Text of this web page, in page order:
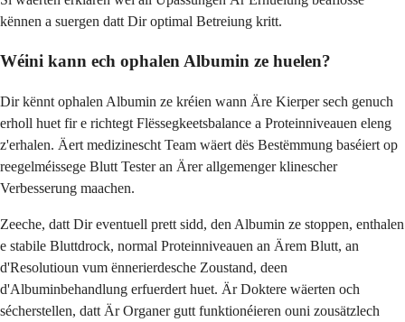
kënnen a suergen datt Dir optimal Betreiung kritt.
Wéini kann ech ophalen Albumin ze huelen?
Dir kënnt ophalen Albumin ze kréien wann Äre Kierper sech genuch
erholl huet fir e richtegt Flëssegkeetsbalance a Proteinniveauen eleng
z'erhalen. Äert medizinescht Team wäert dës Bestëmmung baséiert op
reegelméissege Blutt Tester an Ärer allgemenger klinescher
Verbesserung maachen.
Zeeche, datt Dir eventuell prett sidd, den Albumin ze stoppen, enthalen
e stabile Bluttdrock, normal Proteinniveauen an Ärem Blutt, an
d'Resolutioun vum ënnerierdesche Zoustand, deen
d'Albuminbehandlung erfuerdert huet. Är Doktere wäerten och
sécherstellen, datt Är Organer gutt funktionéieren ouni zousätzlech